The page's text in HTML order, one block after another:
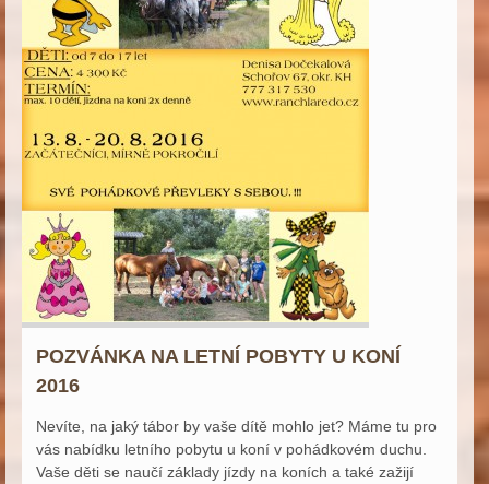
POZVÁNKA NA LETNÍ POBYTY U KONÍ
2016
Nevíte, na jaký tábor by vaše dítě mohlo jet? Máme tu pro
vás nabídku letního pobytu u koní v pohádkovém duchu.
Vaše děti se naučí základy jízdy na koních a také zažijí